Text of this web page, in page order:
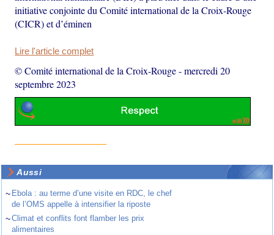
initiative conjointe du Comité international de la Croix-Rouge
(CICR) et d’éminen
Lire l'article complet
© Comité international de la Croix-Rouge-mercredi 20
septembre 2023
Aussi
~ Ebola : au terme d’une visite en RDC, le chef
de l’OMS appelle à intensifier la riposte
~Climat et conflits font flamber les prix
alimentaires